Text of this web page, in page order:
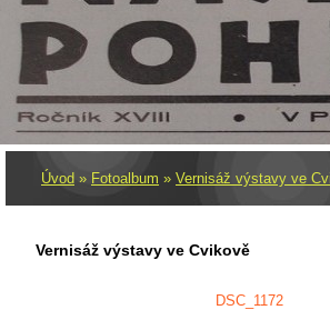
Úvod » Fotoalbum » Vernisáž výstavy ve
Vernisáž výstavy ve Cvikově
DSC_1172